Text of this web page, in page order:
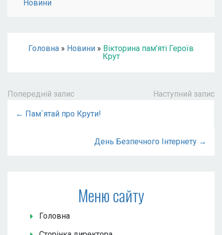
Новини
Головна » Новини » Вікторина пам’яті Героїв
Крут
Попередній запис Наступний запис
← Пам`ятай про Крути!
День Безпечного Інтернету →
Меню сайту
Головна